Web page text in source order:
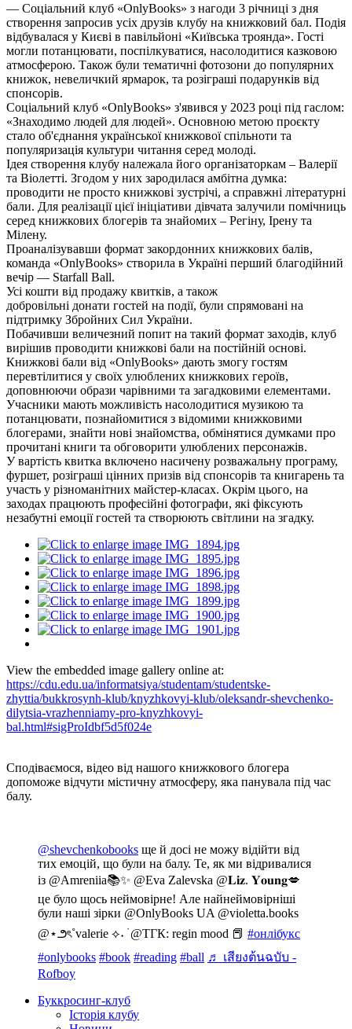
— Соціальний клуб «OnlyBooks» з нагоди 3 річниці з дня
створення запросив усіх друзів клубу на книжковий бал. Подія
відбувалася у Києві в павільйоні «Київська троянда». Гості
могли потанцювати, поспілкуватися, насолодитися казковою
атмосферою. Також були тематичні фотозони до популярних
книжок, невеличкий ярмарок, та розіграші подарунків від
спонсорів.
Соціальний клуб «OnlyBooks» з'явився у 2023 році під гаслом:
«Знаходимо людей для людей». Основною метою проєкту
стало об'єднання української книжкової спільноти та
популяризація культури читання серед молоді.
Ідея створення клубу належала його організаторкам – Валерії
та Віолетті. Згодом у них зародилася амбітна думка:
проводити не просто книжкові зустрічі, а справжні літературні
бали. Для реалізації цієї ініціативи дівчата залучили помічниць
серед книжкових блогерів та знайомих – Регіну, Ірену та
Мілену.
Проаналізувавши формат закордонних книжкових балів,
команда «OnlyBooks» створила в Україні перший благодійний
вечір — Starfall Ball.
Усі кошти від продажу квитків, а також
добровільні донати гостей на події, були спрямовані на
підтримку Збройних Сил України.
Побачивши величезний попит на такий формат заходів, клуб
вирішив проводити книжкові бали на постійній основі.
Книжкові бали від «OnlyBooks» дають змогу гостям
перевтілитися у своїх улюблених книжкових героїв,
доповнюючи образи чарівними та загадковими елементами.
Учасники мають можливість насолодитися музикою та
потанцювати, познайомитися з відомими книжковими
блогерами, знайти нові знайомства, обмінятися думками про
прочитані книги та обговорити улюблених персонажів.
У вартість квитка включено насичену розважальну програму,
фуршет, розіграші цінних призів від спонсорів та книгарень та
участь у різноманітних майстер-класах. Окрім цього, на
заходах працюють професійні фотографи, які фіксують
незабутні емоції гостей та створюють світлини на згадку.
View the embedded image gallery online at:
https://cdu.edu.ua/informatsiya/studentam/studentske-
zhyttia/bukkrosynh-klub/knyzhkovyi-klub/oleksandr-shevchenko-
dilytsia-vrazhenniamy-pro-knyzhkovyi-
bal.html#sigProIdbf5d5f024e
Сподіваємося, відео від нашого книжкового блогера
допоможе відчути містичну атмосферу, яка панувала під час
балу.
@shevchenkobooks ще й досі не можу відійти від
тих емоцій, що були на балу. Те, як ми відривалися
із @Amreniia📚✨ @Eva Zalevska @𝐋𝐢𝐳. 𝐘𝐨𝐮𝐧𝐠💋
це було щось неймовірне! Але найнеймовірніші
були наші зірки @OnlyBooks UA @violetta.books
@⋆౨ৎ˚valerie ⟡˖ ࣪ @ТГК: regin mood 📕 #онлібукс
#onlybooks #book #reading #ball ♬ เสียงต้นฉบับ -
Rofboy
Буккросинг-клуб
Історія клубу